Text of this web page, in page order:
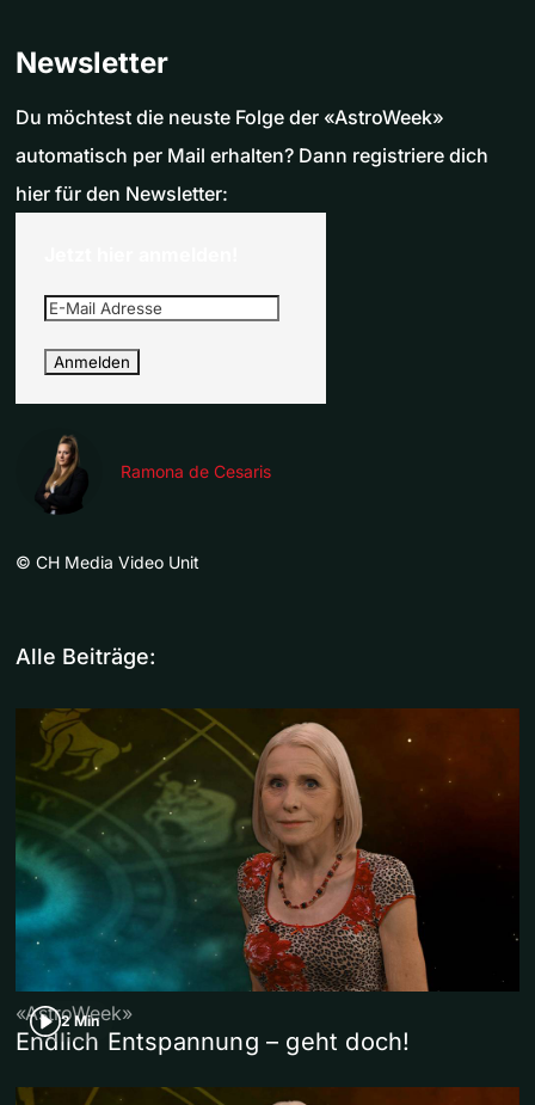
Newsletter
Du möchtest die neuste Folge der «AstroWeek»
automatisch per Mail erhalten? Dann registriere dich
hier für den Newsletter:
Ramona de Cesaris
© CH Media Video Unit
Alle Beiträge:
2 Min
«AstroWeek»
Endlich Entspannung – geht doch!